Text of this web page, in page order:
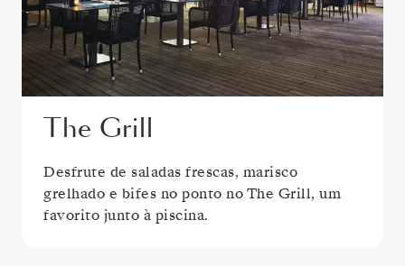
The Grill
Desfrute de saladas frescas, marisco
grelhado e bifes no ponto no The Grill, um
favorito junto à piscina.